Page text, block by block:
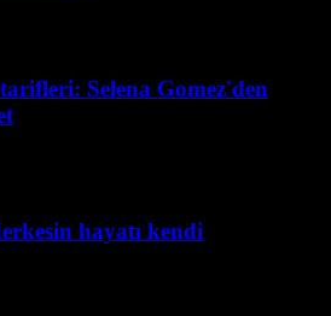
Selena Gomez'den
hayatı kendi